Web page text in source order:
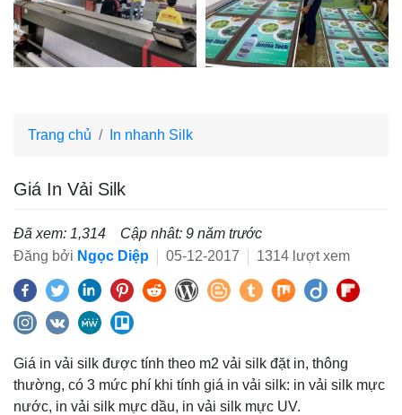
Trang chủ In nhanh Silk
Giá In Vải Silk
Đã xem: 1,314
Cập nhât: 9 năm trước
Đăng bởi Ngọc Diệp 05-12-2017 1314 lượt xem
Giá in vải silk được tính theo m2 vải silk đặt in, thông
thường, có 3 mức phí khi tính giá in vải silk: in vải silk mực
nước, in vải silk mực dầu, in vải silk mực UV.